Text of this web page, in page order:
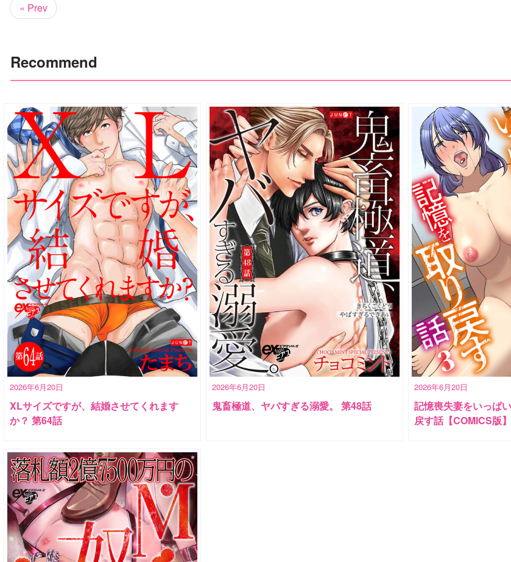
« Prev
Recommend
2026年6月20日
XLサイズですが、結婚させてくれます
か？ 第64話
2026年6月20日
鬼畜極道、ヤバすぎる溺愛。 第48話
2026年6月20日
記憶喪失妻をいっぱ
戻す話【COMICS版